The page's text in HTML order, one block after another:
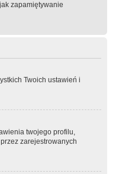
zapamiętywanie
Twoich ustawień i
twojego profilu,
zarejestrowanych